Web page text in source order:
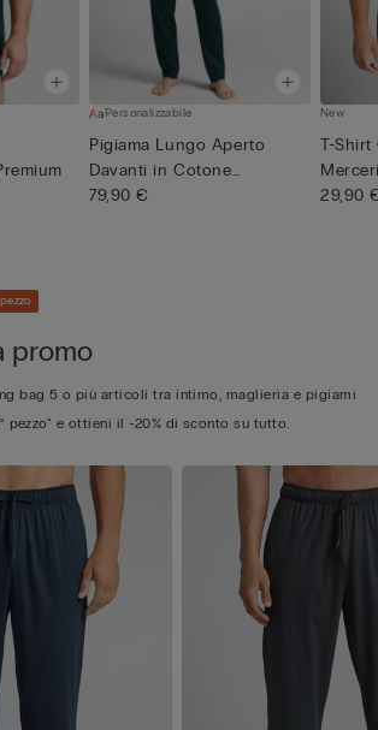
Personalizzabile
Pigiama Lungo Aperto
Davanti in Cotone
Mercerizzat...
79,90 €
New
T-
29,90
promo
bag 5 o più articoli tra intimo, maglieria e pigiami
pezzo" e ottieni il -20% di sconto su tutto.